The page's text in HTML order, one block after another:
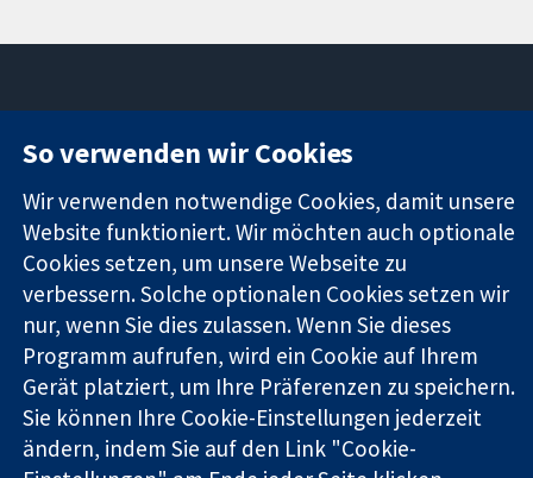
Zuverlässige
Evidenz
Informierte
Entscheidungen
Bessere
Gesundheit
11-13 Cavendish
London
W1G0AN
Vereinigtes
Königreich
Neuigkeiten
Pressestelle
Über uns
Cochrane
Library
Die Cochrane Collaboration ist eine gemeinützige Organisation
(Nr. 1045921) und in England und in Wales als eine Gesellschaft
So verwenden wir Cookies
Wir verwenden notwendige Cookies, damit unsere
Website funktioniert. Wir möchten auch optionale
Cookies setzen, um unsere Webseite zu
verbessern. Solche optionalen Cookies setzen wir
nur, wenn Sie dies zulassen. Wenn Sie dieses
Programm aufrufen, wird ein Cookie auf Ihrem
Gerät platziert, um Ihre Präferenzen zu speichern.
Sie können Ihre Cookie-Einstellungen jederzeit
ändern, indem Sie auf den Link "Cookie-